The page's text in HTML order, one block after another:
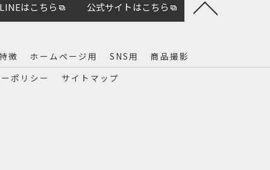
はこちら 公式サイトはこちら
徴 ホームページ用 SNS用
商品撮影
ポリシー サイトマップ